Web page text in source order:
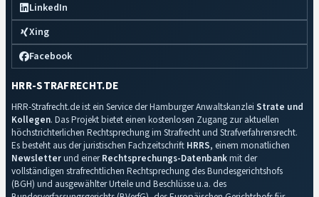
LinkedIn
Xing
Facebook
HRR-STRAFRECHT.DE
HRR-Strafrecht.de ist ein Service der Hamburger Anwaltskanzlei Strate und
Kollegen. Das Projekt bietet einen kostenlosen Zugang zur aktuellen
höchstrichterlichen Rechtsprechung im Strafrecht und Strafverfahrensrecht.
Es besteht aus der juristischen Fachzeitschrift HRRS, einem monatlichen
Newsletterund einerRechtsprechungs-Datenbankmit der
vollständigen strafrechtlichen Rechtsprechung des Bundesgerichtshofs
(BGH) und ausgewählter Urteile und Beschlüsse u.a. des